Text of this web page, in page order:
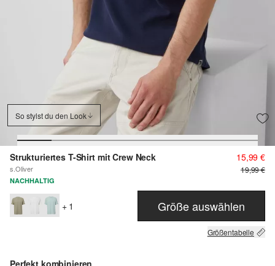
So stylst du den Look
Strukturiertes T-Shirt mit Crew Neck
s.Oliver
15,99 €
19,99 €
NACHHALTIG
+ 1 Größe auswählen
Größentabelle